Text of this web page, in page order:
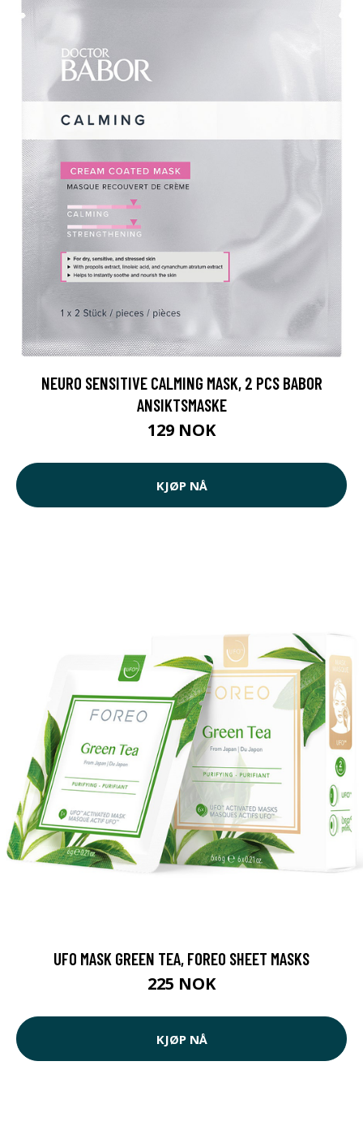
NEURO SENSITIVE CALMING MASK, 2 PCS BABOR
ANSIKTSMASKE
129 NOK
KJØP NÅ
UFO MASK GREEN TEA, FOREO SHEET MASKS
225 NOK
KJØP NÅ